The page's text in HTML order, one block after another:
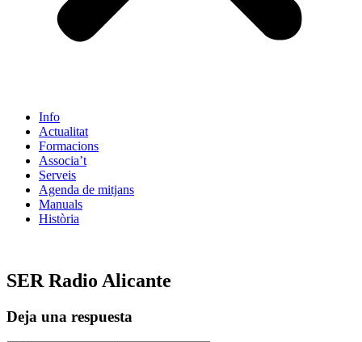
Info
Actualitat
Formacions
Associa’t
Serveis
Agenda de mitjans
Manuals
Història
SER Radio Alicante
Deja una respuesta